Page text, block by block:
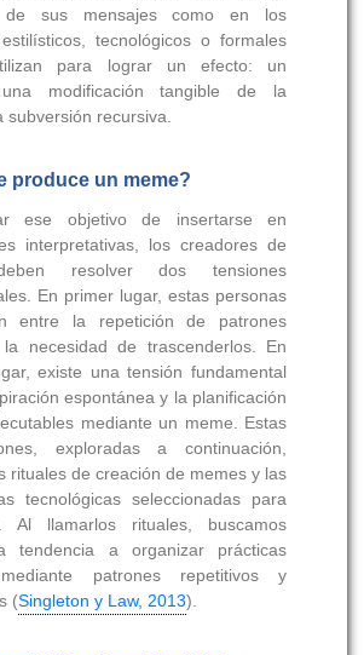
de sus mensajes como en los
tecnológicos o formales
para lograr un efecto: un
modificación tangible de la
subversión recursiva.
produce un meme?
ese objetivo de insertarse en
interpretativas, los creadores de
resolver dos tensiones
En primer lugar, estas personas
entre la repetición de patrones
necesidad de trascenderlos. En
existe una tensión fundamental
espontánea y la planificación
mediante un meme. Estas
exploradas a continuación,
rituales de creación de memes y las
tecnológicas seleccionadas para
Al llamarlos rituales, buscamos
tendencia a organizar prácticas
patrones repetitivos y
(Singleton y Law, 2013).